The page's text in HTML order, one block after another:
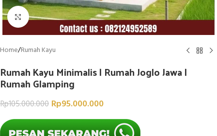
Click to enlarge
Home/Rumah Kayu
Rumah Kayu Minimalis | Rumah Joglo Jawa |
Rumah Glamping
Rp105.000.000 Rp95.000.000